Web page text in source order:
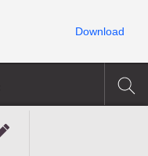
Download